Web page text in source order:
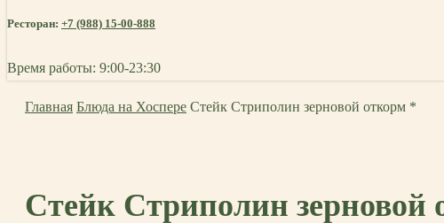
Ресторан: +7 (988) 15-00-888
Время работы: 9:00-23:30
Главная Блюда на Хоспере Стейк Стриполин зерновой откорм *
Стейк Стриполин зерновой